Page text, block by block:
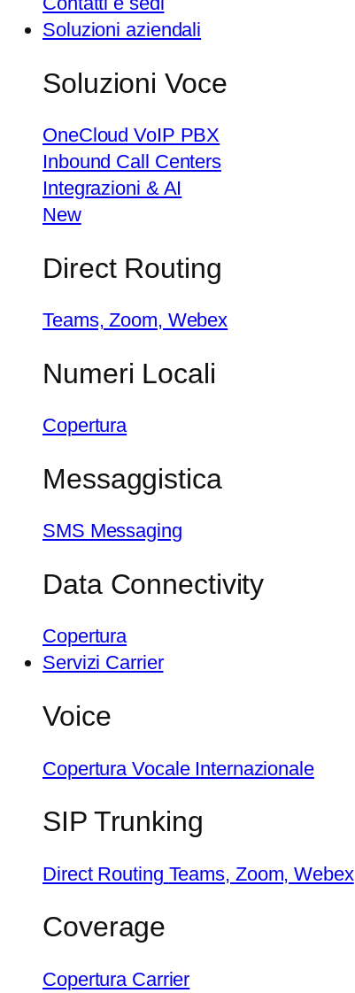
Soluzioni aziendali
Soluzioni Voce
OneCloud VoIP PBX
Inbound Call Centers
Integrazioni & AI
New
Direct Routing
Teams, Zoom, Webex
Numeri Locali
Copertura
Messaggistica
SMS Messaging
Data Connectivity
Copertura
Servizi Carrier
Voice
Copertura Vocale Internazionale
SIP Trunking
Direct Routing Teams, Zoom, Webex
Coverage
Copertura Carrier